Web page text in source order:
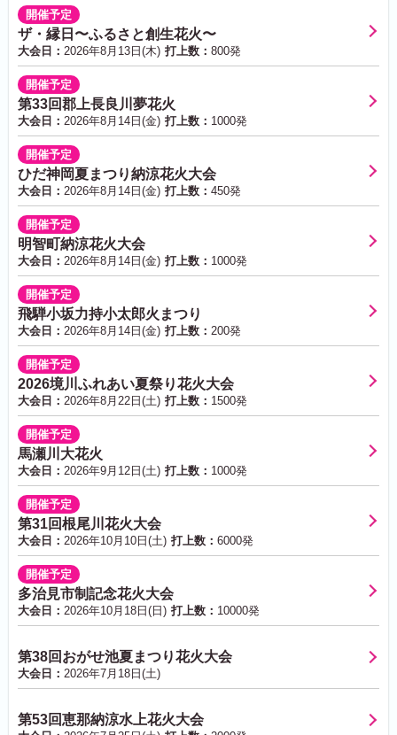
開催予定
ザ・縁日〜ふるさと創生花火〜
大会日： 2026年8月13日(木) 打上数： 800発
開催予定
第33回郡上長良川夢花火
大会日： 2026年8月14日(金) 打上数： 1000発
開催予定
ひだ神岡夏まつり納涼花火大会
大会日： 2026年8月14日(金) 打上数： 450発
開催予定
明智町納涼花火大会
大会日： 2026年8月14日(金) 打上数： 1000発
開催予定
飛騨小坂力持小太郎火まつり
大会日： 2026年8月14日(金) 打上数： 200発
開催予定
2026境川ふれあい夏祭り花火大会
大会日： 2026年8月22日(土) 打上数： 1500発
開催予定
馬瀬川大花火
大会日： 2026年9月12日(土) 打上数： 1000発
開催予定
第31回根尾川花火大会
大会日： 2026年10月10日(土) 打上数： 6000発
開催予定
多治見市制記念花火大会
大会日： 2026年10月18日(日) 打上数： 10000発
第38回おがせ池夏まつり花火大会
大会日： 2026年7月18日(土)
第53回恵那納涼水上花火大会